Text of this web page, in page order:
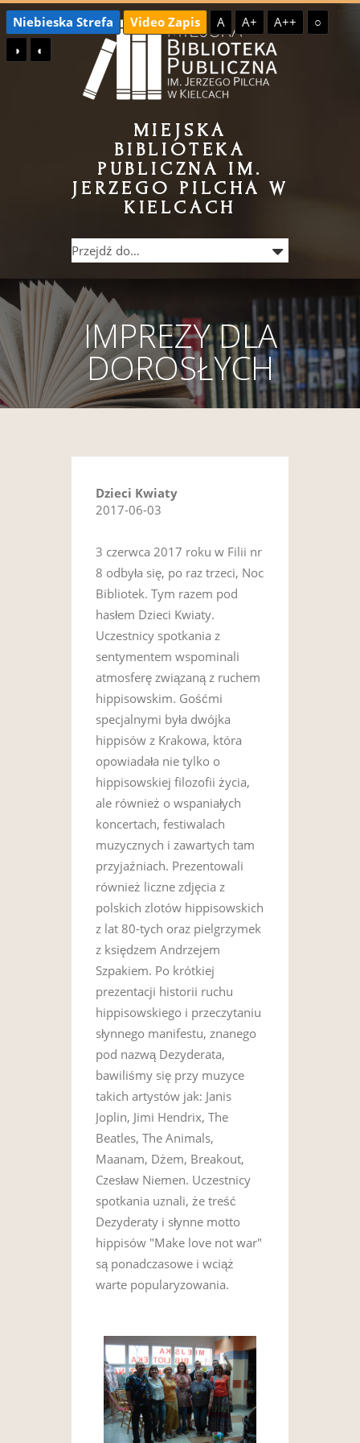
Przejdź
do
treści
Przejdź
do
menu
Niebieska Strefa Video Zapis A A+ A++
○
◑
◐
MIEJSKA
BIBLIOTEKA
PUBLICZNA IM.
JERZEGO PILCHA W
KIELCACH
IMPREZY DLA
DOROSŁYCH
Dzieci Kwiaty
2017-06-03
3 czerwca 2017 roku w Filii nr
8 odbyła się, po raz trzeci, Noc
Bibliotek. Tym razem pod
hasłem Dzieci Kwiaty.
Uczestnicy spotkania z
sentymentem wspominali
atmosferę związaną z ruchem
hippisowskim. Gośćmi
specjalnymi była dwójka
hippisów z Krakowa, która
opowiadała nie tylko o
hippisowskiej filozofii życia,
ale również o wspaniałych
koncertach, festiwalach
muzycznych i zawartych tam
przyjaźniach. Prezentowali
również liczne zdjęcia z
polskich zlotów hippisowskich
z lat 80-tych oraz pielgrzymek
z księdzem Andrzejem
Szpakiem. Po krótkiej
prezentacji historii ruchu
hippisowskiego i przeczytaniu
słynnego manifestu, znanego
pod nazwą Dezyderata,
bawiliśmy się przy muzyce
takich artystów jak: Janis
Joplin, Jimi Hendrix, The
Beatles, The Animals,
Maanam, Dżem, Breakout,
Czesław Niemen. Uczestnicy
spotkania uznali, że treść
Dezyderaty i słynne motto
hippisów "Make love not war"
są ponadczasowe i wciąż
warte popularyzowania.